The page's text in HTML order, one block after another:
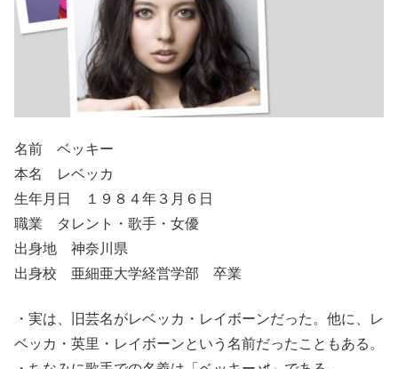
名前 ベッキー
本名 レベッカ
生年月日 １９８４年３月６日
職業 タレント・歌手・女優
出身地 神奈川県
出身校 亜細亜大学経営学部 卒業
・実は、旧芸名がレベッカ・レイボーンだった。他に、レ
ベッカ・英里・レイボーンという名前だったこともある。